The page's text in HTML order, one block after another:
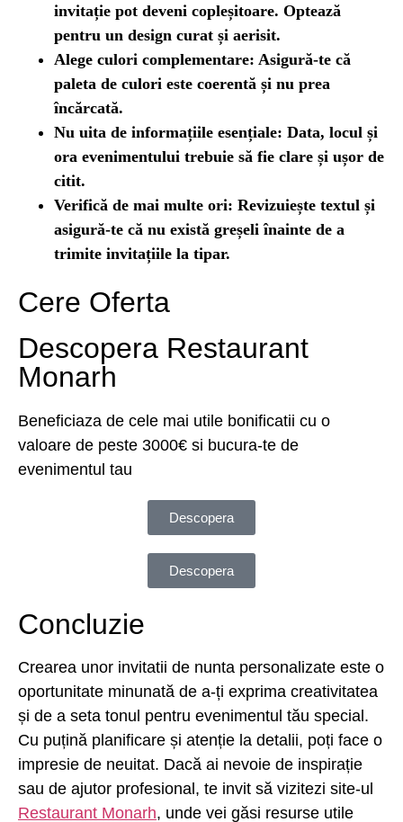
invitație pot deveni copleșitoare. Optează
pentru un design curat și aerisit.
Alege culori complementare: Asigură-te că
paleta de culori este coerentă și nu prea
încărcată.
Nu uita de informațiile esențiale: Data, locul și
ora evenimentului trebuie să fie clare și ușor de
citit.
Verifică de mai multe ori: Revizuiește textul și
asigură-te că nu există greșeli înainte de a
trimite invitațiile la tipar.
Cere Oferta
Descopera Restaurant
Monarh
Beneficiaza de cele mai utile bonificatii cu o
valoare de peste 3000€ si bucura-te de
evenimentul tau
Descopera
Descopera
Concluzie
Crearea unor invitatii de nunta personalizate este o
oportunitate minunată de a-ți exprima creativitatea
și de a seta tonul pentru evenimentul tău special.
Cu puțină planificare și atenție la detalii, poți face o
impresie de neuitat. Dacă ai nevoie de inspirație
sau de ajutor profesional, te invit să vizitezi site-ul
Restaurant Monarh, unde vei găsi resurse utile